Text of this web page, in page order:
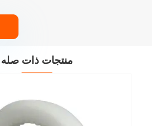
منتجات ذات صله